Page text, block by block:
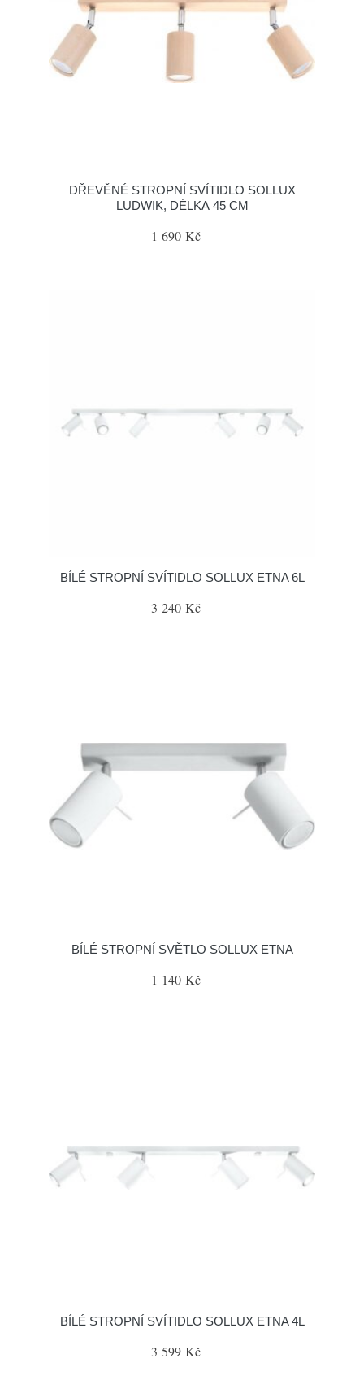
DŘEVĚNÉ STROPNÍ SVÍTIDLO SOLLUX
LUDWIK, DÉLKA 45 CM
1 690 Kč
BÍLÉ STROPNÍ SVÍTIDLO SOLLUX ETNA 6L
3 240 Kč
BÍLÉ STROPNÍ SVĚTLO SOLLUX ETNA
1 140 Kč
BÍLÉ STROPNÍ SVÍTIDLO SOLLUX ETNA 4L
3 599 Kč